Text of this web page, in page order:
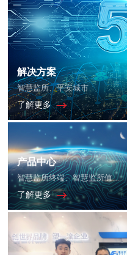
解决方案
智慧监所、平安城市
了解更多
产品中心
智慧监所终端、智慧监所值班室主机
了解更多